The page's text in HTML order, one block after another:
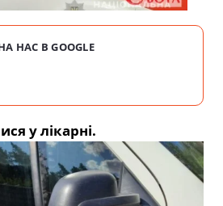
НАС В GOOGLE
у лікарні.